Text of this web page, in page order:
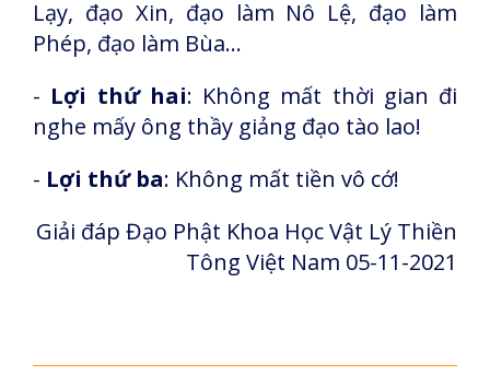
Lạy, đạo Xin, đạo làm Nô Lệ, đạo làm
Phép, đạo làm Bùa…
- Lợi thứ hai: Không mất thời gian đi
nghe mấy ông thầy giảng đạo tào lao!
- Lợi thứ ba: Không mất tiền vô cớ!
Giải đáp Đạo Phật Khoa Học Vật Lý Thiền
Tông Việt Nam 05-11-2021